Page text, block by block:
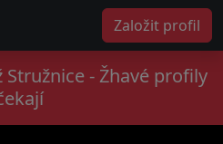
Založit profil
- Žhavé profily